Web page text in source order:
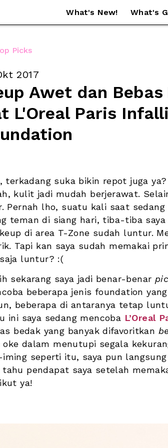
What's New! What's
Picks
2017
Awet dan
L'Oreal Paris
suka bikin repot juga ya?
kulit jadi mudah berjerawat.
Pernah lho, suatu kali saat
teman di siang hari, tiba-tiba
di area T-Zone sudah luntur.
Tapi kan saya sudah memakai
luntur? :(
sekarang saya jadi benar-benar
beberapa jenis foundation
ini saya sedang mencoba L’Oreal
bedak yang banyak difavoritkan
dalam menutupi segala
iming seperti itu, saya pun
tahu pendapat saya setelah
ya!